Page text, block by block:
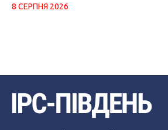
8 СЕРПНЯ 2026